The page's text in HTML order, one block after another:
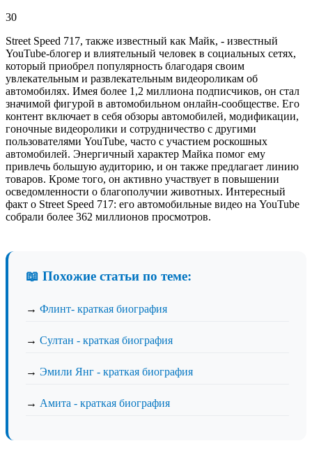
30
Street Speed ​​717, также известный как Майк, - известный
YouTube-блогер и влиятельный человек в социальных сетях,
который приобрел популярность благодаря своим
увлекательным и развлекательным видеороликам об
автомобилях. Имея более 1,2 миллиона подписчиков, он стал
значимой фигурой в автомобильном онлайн-сообществе. Его
контент включает в себя обзоры автомобилей, модификации,
гоночные видеоролики и сотрудничество с другими
пользователями YouTube, часто с участием роскошных
автомобилей. Энергичный характер Майка помог ему
привлечь большую аудиторию, и он также предлагает линию
товаров. Кроме того, он активно участвует в повышении
осведомленности о благополучии животных. Интересный
факт о Street Speed ​​717: его автомобильные видео на YouTube
собрали более 362 миллионов просмотров.
📖 Похожие статьи по теме:
→ Флинт- краткая биография
→ Султан - краткая биография
→ Эмили Янг - краткая биография
→ Амита - краткая биография